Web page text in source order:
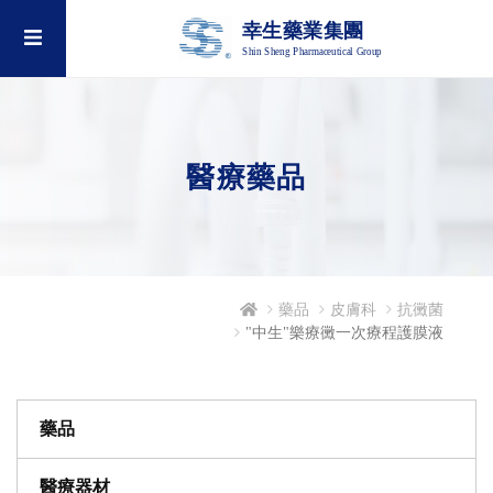
幸生藥業集團
Shin Sheng Pharmaceutical Group
醫療藥品
藥品 皮膚科
抗黴菌
"中生"樂療黴一次療程護膜液
藥品
醫療器材